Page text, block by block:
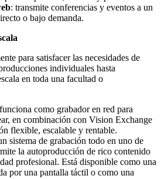
: transmite conferencias y eventos a un
o bajo demanda.
para satisfacer las necesidades de
individuales hasta
en toda una facultad o
como grabador en red para
en combinación con Vision Exchange
flexible, escalable y rentable.
sistema de grabación todo en uno de
la autoproducción de rico contenido
profesional. Está disponible como una
por una pantalla táctil o como una